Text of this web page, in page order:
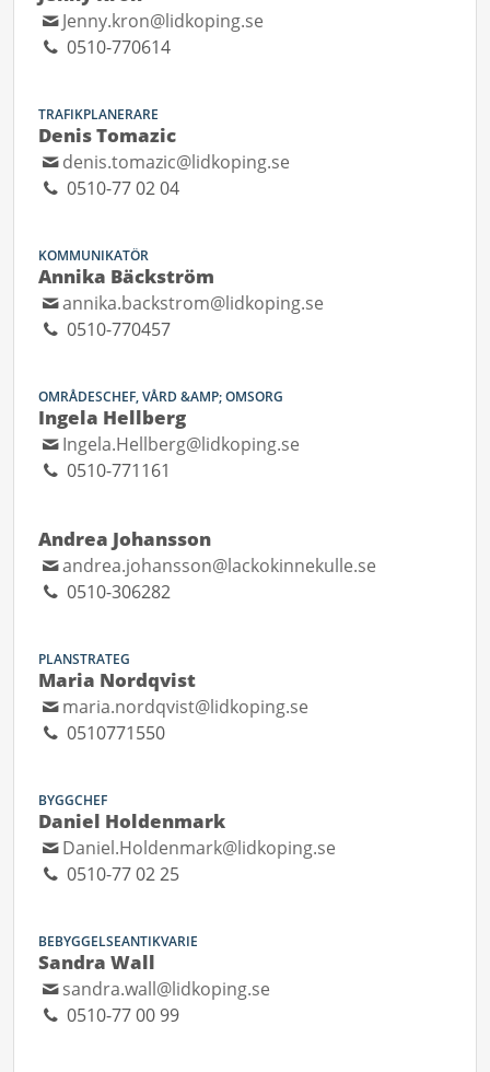
Jenny.kron@lidkoping.se
0510-770614
TRAFIKPLANERARE
Denis Tomazic
denis.tomazic@lidkoping.se
0510-77 02 04
KOMMUNIKATÖR
Annika Bäckström
annika.backstrom@lidkoping.se
0510-770457
OMRÅDESCHEF, VÅRD &AMP; OMSORG
Ingela Hellberg
Ingela.Hellberg@lidkoping.se
0510-771161
Andrea Johansson
andrea.johansson@lackokinnekulle.se
0510-306282
PLANSTRATEG
Maria Nordqvist
maria.nordqvist@lidkoping.se
0510771550
BYGGCHEF
Daniel Holdenmark
Daniel.Holdenmark@lidkoping.se
0510-77 02 25
BEBYGGELSEANTIKVARIE
Sandra Wall
sandra.wall@lidkoping.se
0510-77 00 99